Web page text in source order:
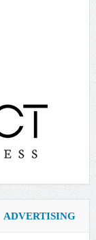
ADVERTISING